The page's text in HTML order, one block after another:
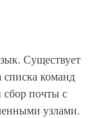
Существует
команд
почты с
узлами.